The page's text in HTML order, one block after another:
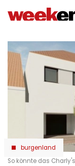
zum
burgenland
So könnte das